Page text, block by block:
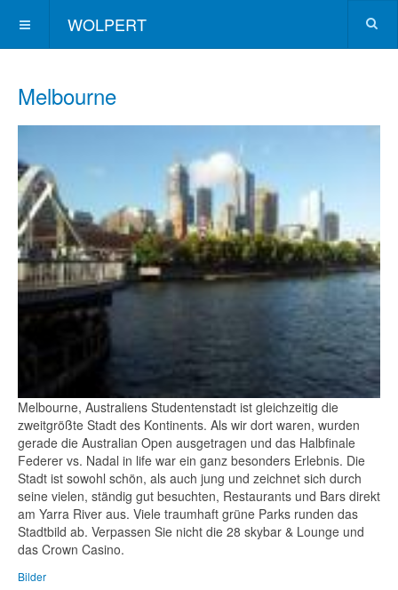
WOLPERT
Melbourne
Melbourne, Australiens Studentenstadt ist gleichzeitig die
zweitgrößte Stadt des Kontinents. Als wir dort waren, wurden
gerade die Australian Open ausgetragen und das Halbfinale
Federer vs. Nadal in life war ein ganz besonders Erlebnis. Die
Stadt ist sowohl schön, als auch jung und zeichnet sich durch
seine vielen, ständig gut besuchten, Restaurants und Bars direkt
am Yarra River aus. Viele traumhaft grüne Parks runden das
Stadtbild ab. Verpassen Sie nicht die 28 skybar & Lounge und
das Crown Casino.
Bilder